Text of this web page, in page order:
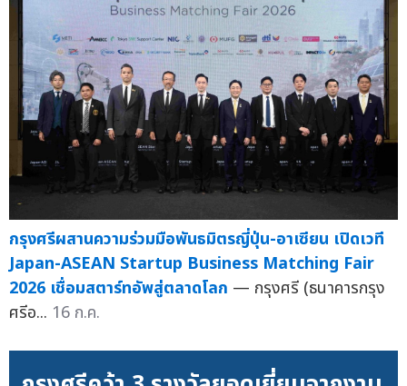
กรุงศรีผสานความร่วมมือพันธมิตรญี่ปุ่น-อาเซียน เปิดเวที
Japan-ASEAN Startup Business Matching Fair
2026 เชื่อมสตาร์ทอัพสู่ตลาดโลก — กรุงศรี (ธนาคารกรุง
ศรีอ... 16 ก.ค.